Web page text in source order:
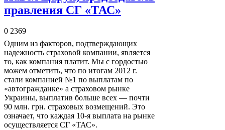
правления СГ «ТАС»
0 2369
Одним из факторов, подтверждающих
надежность страховой компании, является
то, как компания платит. Мы с гордостью
можем отметить, что по итогам 2012 г.
стали компанией №1 по выплатам по
«автогражданке» а страховом рынке
Украины, выплатив больше всех — почти
90 млн. грн. страховых возмещений. Это
означает, что каждая 10-я выплата на рынке
осуществляется СГ «ТАС».